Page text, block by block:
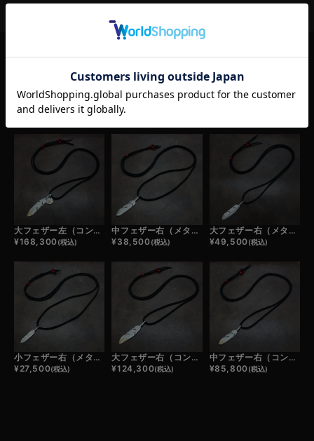
RELATED ITEM
大フェザー左（コンビ）×小メタルチャーム（コンビ）×鹿革紐×アンティークビーズ/ネックレスカスタム
¥168,300(税込)
中フェザー右（メタル）×鹿革紐×アンティークビーズ/ネックレスカスタム
¥38,500(税込)
大フェザー右（メタル）×鹿革紐×アンティークビーズ/ネックレスカスタム
¥49,500(税込)
小フェザー右（メタル）×鹿革紐×アンティークビーズ/ネックレスカスタム
¥27,500(税込)
大フェザー右（コンビ）×鹿革紐×アンティークビーズ/ネックレスカスタム
¥124,300(税込)
中フェザー右（コンビ）×鹿革紐×アンティークビーズ/ネックレスカスタム
¥85,800(税込)